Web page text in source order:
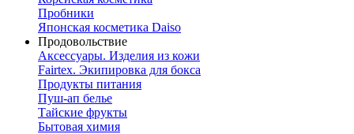
Пробники
Японская косметика Daiso
Продовольствие
Аксессуары. Изделия из кожи
Fairtex. Экипировка для бокса
Продукты питания
Пуш-ап белье
Тайские фрукты
Бытовая химия